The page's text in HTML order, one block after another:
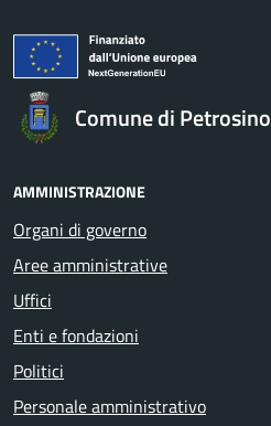
Comune di Petrosino
AMMINISTRAZIONE
Organi di governo
Aree amministrative
Uffici
Enti e fondazioni
Politici
Personale amministrativo